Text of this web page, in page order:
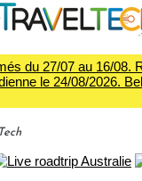
du 27/07 au 16/08.
le 24/08/2026.